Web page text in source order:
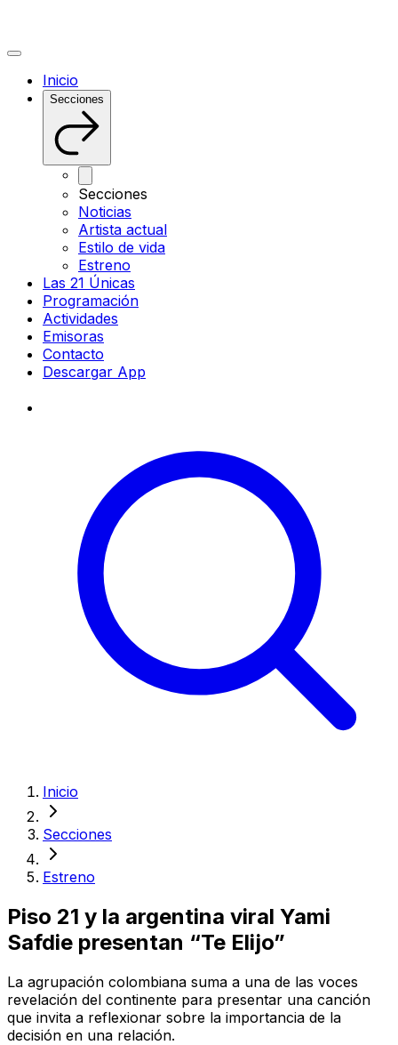
Inicio
Secciones
Secciones
Noticias
Artista actual
Estilo de vida
Estreno
Las 21 Únicas
Programación
Actividades
Emisoras
Contacto
Descargar App
Inicio
Secciones
Estreno
Piso 21 y la argentina viral Yami
Safdie presentan “Te Elijo”
La agrupación colombiana suma a una de las voces
revelación del continente para presentar una canción
que invita a reflexionar sobre la importancia de la
decisión en una relación.